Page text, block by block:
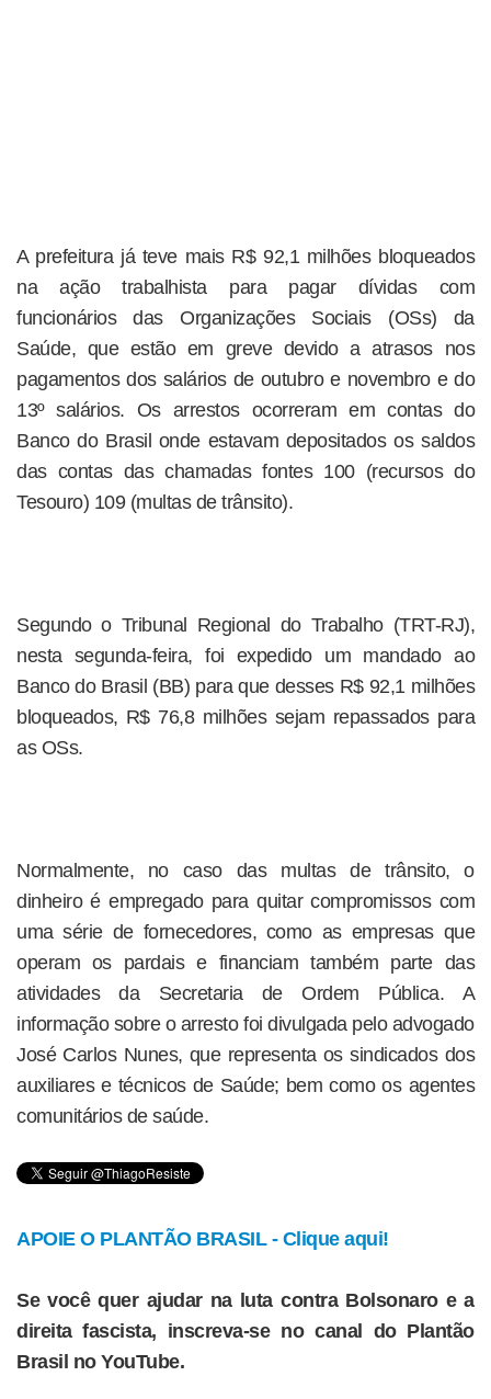
A prefeitura já teve mais R$ 92,1 milhões bloqueados
na ação trabalhista para pagar dívidas com
funcionários das Organizações Sociais (OSs) da
Saúde, que estão em greve devido a atrasos nos
pagamentos dos salários de outubro e novembro e do
13º salários. Os arrestos ocorreram em contas do
Banco do Brasil onde estavam depositados os saldos
das contas das chamadas fontes 100 (recursos do
Tesouro) 109 (multas de trânsito).
Segundo o Tribunal Regional do Trabalho (TRT-RJ),
nesta segunda-feira, foi expedido um mandado ao
Banco do Brasil (BB) para que desses R$ 92,1 milhões
bloqueados, R$ 76,8 milhões sejam repassados para
as OSs.
Normalmente, no caso das multas de trânsito, o
dinheiro é empregado para quitar compromissos com
uma série de fornecedores, como as empresas que
operam os pardais e financiam também parte das
atividades da Secretaria de Ordem Pública. A
informação sobre o arresto foi divulgada pelo advogado
José Carlos Nunes, que representa os sindicados dos
auxiliares e técnicos de Saúde; bem como os agentes
comunitários de saúde.
APOIE O PLANTÃO BRASIL - Clique aqui!
Se você quer ajudar na luta contra Bolsonaro e a
direita fascista, inscreva-se no canal do Plantão
Brasil no YouTube.